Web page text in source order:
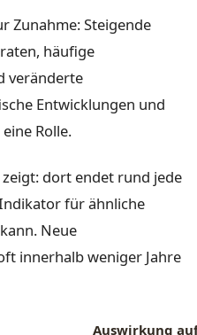
Zunahme: Steigende
häufige
veränderte
Entwicklungen und
Rolle.
dort endet rund jede
für ähnliche
Neue
innerhalb weniger Jahre
Auswirkung